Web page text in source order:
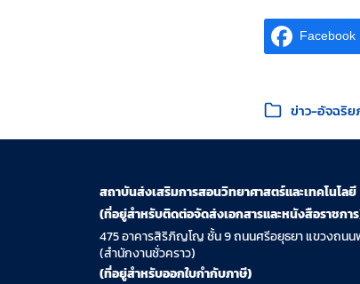
Facebook
หมวดหมู่:
ข่าว-อัจฉริ
สถาบันส่งเสริมการสอนวิทยาศาสตร์และเทคโนโลยี
(ที่อยู่สำหรับติดต่อจัดส่งเอกสารและหนังสือราชกา
475 อาคารสิริภิญโญ ชั้น 9 ถนนศรีอยุธยา แขวงถนน
(สำนักงานชั่วคราว)
(ที่อยู่สำหรับออกใบกำกับภาษี)